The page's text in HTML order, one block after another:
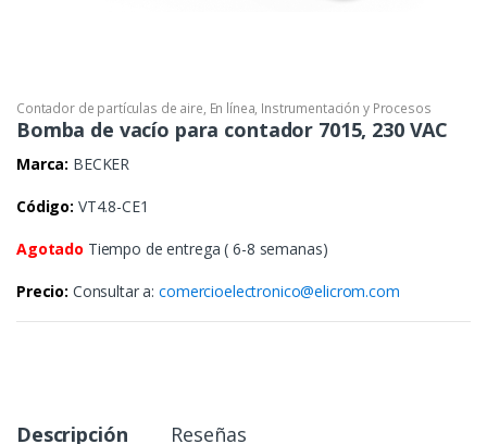
Contador de partículas de aire, En línea, Instrumentación y Procesos
Bomba de vacío para contador 7015, 230 VAC
Marca: BECKER
Código: VT4.8-CE1
Agotado Tiempo de entrega ( 6-8 semanas)
Precio: Consultar a:comercioelectronico@elicrom.com
Descripción Reseñas